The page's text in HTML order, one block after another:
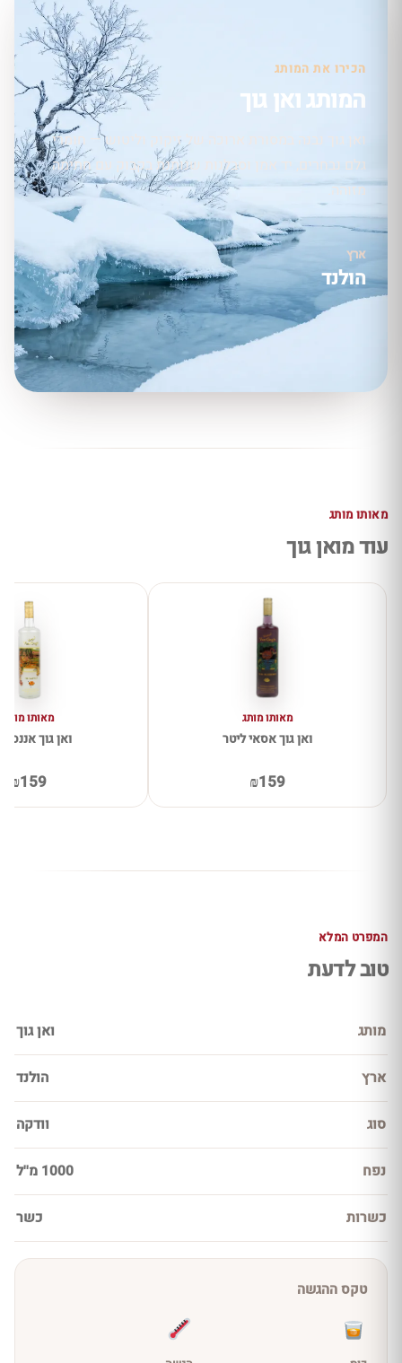
הכירו את המותג
המותג ואן גוך
ואן גוך נבנה במסורת ארוכה של זיקוק וליטוש — חומרי
גלם נבחרים, יד אמן וסבלנות שנותנת בקבוק עם חתימה
מזוהה.
ארץ
הולנד
מאותו מותג
עוד מואן גוך
מאותו מותג
ואן גוך אסאי ליטר
₪159
מאותו מותג
ואן גוך אננס
₪159
המפרט המלא
טוב לדעת
מותג ואן גוך
ארץ הולנד
סוג וודקה
נפח 1000 מ''ל
כשרות כשר
טקס ההגשה